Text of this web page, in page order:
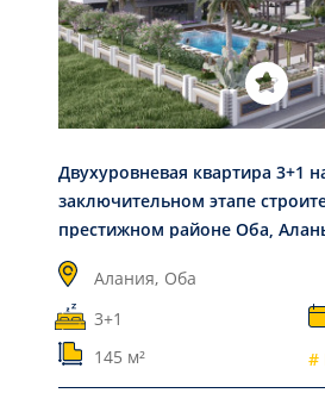
Двухуровневая квартира 3+1
заключительном этапе
престижном районе Оба,
Алания, Оба
3+1
145 м²
#